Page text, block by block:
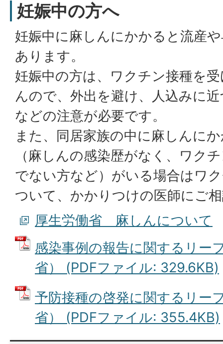
妊娠中の方へ
妊娠中に麻しんにかかると流産
あります。
妊娠中の方は、ワクチン接種を
んので、外出を避け、人込みに
などの注意が必要です。
また、同居家族の中に麻しんに
（麻しんの感染歴がなく、ワク
でない方など）がいる場合はワ
ついて、かかりつけの医師にご
厚生労働省 麻しんについて
感染事例の報告に関するリー
省） (PDFファイル: 329.6KB)
予防接種の啓発に関するリー
省） (PDFファイル: 355.4KB)